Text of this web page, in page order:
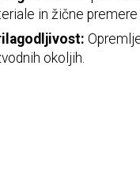
in žične
okoljih.